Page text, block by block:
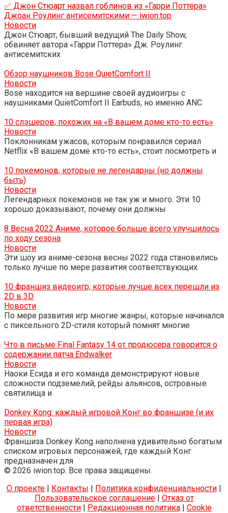
✅ Джон Стюарт назвал гоблинов из «Гарри Поттера»
Джоан Роулинг антисемитскими — iwion.top
Новости
Джон Стюарт, бывший ведущий The Daily Show,
обвиняет автора «Гарри Поттера» Дж. Роулинг
антисемитских
Обзор наушников Bose QuietComfort II
Новости
Bose находится на вершине своей аудиоигры с
наушниками QuietComfort II Earbuds, но именно ANC
10 слэшеров, похожих на «В вашем доме кто-то есть»
Новости
Поклонникам ужасов, которым понравился сериал
Netflix «В вашем доме кто-то есть», стоит посмотреть и
10 покемонов, которые не легендарны (но должны
быть)
Новости
Легендарных покемонов не так уж и много. Эти 10
хорошо доказывают, почему они должны
8 Весна 2022 Аниме, которое больше всего улучшилось
по ходу сезона
Новости
Эти шоу из аниме-сезона весны 2022 года становились
только лучше по мере развития соответствующих
10 франшиз видеоигр, которые лучше всех перешли из
2D в 3D
Новости
По мере развития игр многие жанры, которые начинался
с пиксельного 2D-стиля который помнят многие
Что в письме Final Fantasy 14 от продюсера говорится о
содержании патча Endwalker
Новости
Наоки Ёсида и его команда демонстрируют новые
сложности подземелий, рейды альянсов, островные
святилища и
Donkey Kong: каждый игровой Конг во франшизе (и их
первая игра)
Новости
Франшиза Donkey Kong наполнена удивительно богатым
списком игровых персонажей, где каждый Конг
предназначен для
© 2026 iwion.top. Все права защищены.
О проекте | Контакты | Политика конфиденциальности |
Пользовательское соглашение| Отказ от
ответственности| Редакционная политика| Cookie